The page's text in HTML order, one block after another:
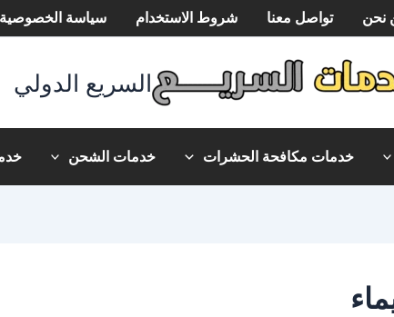
نحن تواصل معنا شروط الاستخدام سياسة الخصوصية
السريع الدولي
خدمات مكافحة الحشرات خدمات الشحن